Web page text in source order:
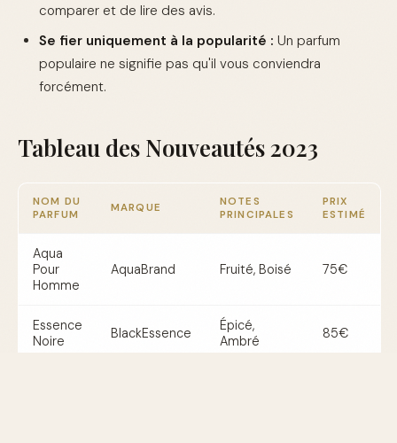
comparer et de lire des avis.
Se fier uniquement à la popularité : Un parfum
populaire ne signifie pas qu'il vous conviendra
forcément.
Tableau des Nouveautés 2023
NOM DU
PARFUM
MARQUE
NOTES
PRINCIPALES
PRIX
ESTIMÉ
Aqua
Pour
Homme
AquaBrand Fruité, Boisé 75€
Essence
Noire
BlackEssence
Épicé,
Ambré
85€